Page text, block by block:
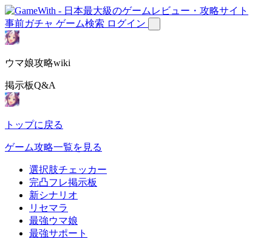
事前ガチャ ゲーム検索 ログイン
ウマ娘攻略wiki
掲示板Q&A
トップに戻る
ゲーム攻略一覧を見る
選択肢チェッカー
完凸フレ掲示板
新シナリオ
リセマラ
最強ウマ娘
最強サポート